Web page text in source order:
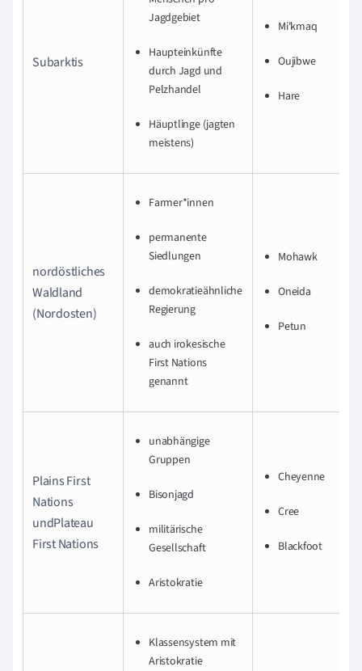
Subarktis
Jagdgebiet
Haupteinkünfte
durch Jagd und
Pelzhandel
Häuptlinge (jagten
meistens)
Mi'kmaq
Oujibwe
Hare
nordöstliches
Waldland
(Nordosten)
Farmer*innen
permanente
Siedlungen
demokratieähnliche
Regierung
auch irokesische
First Nations
genannt
Mohawk
Oneida
Petun
Plains First
Nations
undPlateau
First Nations
unabhängige
Gruppen
Bisonjagd
militärische
Gesellschaft
Aristokratie
Cheyenne
Cree
Blackfoot
Klassensystem mit
Aristokratie